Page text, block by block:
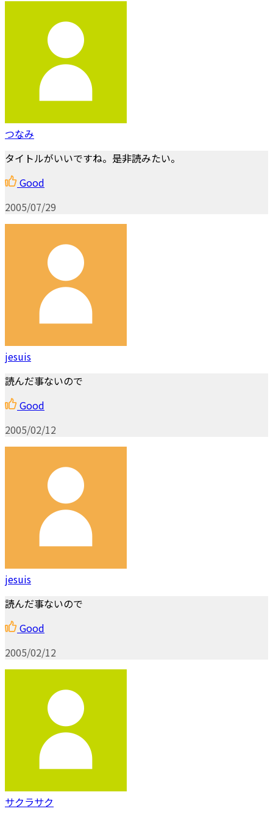
つなみ
タイトルがいいですね。是非読みたい。
Good
2005/07/29
jesuis
読んだ事ないので
Good
2005/02/12
jesuis
読んだ事ないので
Good
2005/02/12
サクラサク